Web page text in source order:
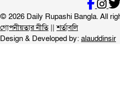
© 2026 Daily Rupashi Bangla. All
গোপনীয়তার নীতি||শর্তাবলি
Design & Developed by: alauddinsir